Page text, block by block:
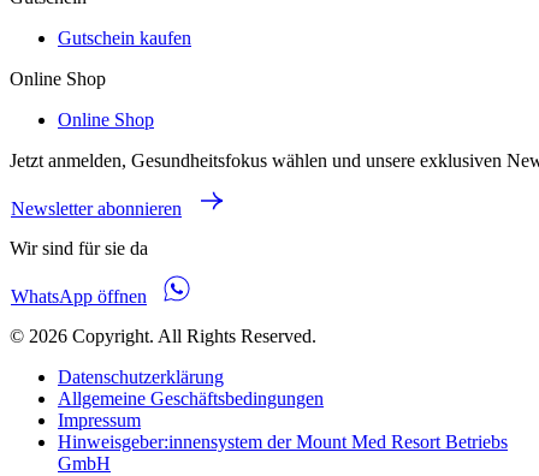
Gutschein kaufen
Online Shop
Online Shop
Jetzt anmelden, Gesundheitsfokus wählen und unsere exklusiven
Newsletter abonnieren
Wir sind für sie da
WhatsApp öffnen
© 2026 Copyright. All Rights Reserved.
Datenschutzerklärung
Allgemeine Geschäftsbedingungen
Impressum
Hinweisgeber:innensystem der Mount Med Resort Betriebs
GmbH